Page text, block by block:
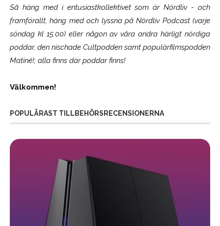
Så häng med i entusiastkollektivet som ärNördliv- och
framförallt, häng med och lyssna på Nördliv Podcast (varje
söndag kl 15.00) eller någon av våra andra härligt nördiga
poddar, den nischade Cultpodden samt populärfilmspodden
Matiné!; alla finns där poddar finns!
Välkommen!
POPULÄRAST TILLBEHÖRSRECENSIONERNA